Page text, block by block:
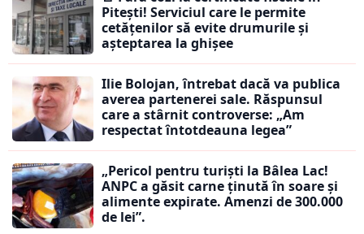
Pitești! Serviciul care le permite
cetățenilor să evite drumurile și
așteptarea la ghișee
Ilie Bolojan, întrebat dacă va publica
averea partenerei sale. Răspunsul
care a stârnit controverse: „Am
respectat întotdeauna legea”
„Pericol pentru turiști la Bâlea Lac!
ANPC a găsit carne ținută în soare și
alimente expirate. Amenzi de 300.000
de lei”.